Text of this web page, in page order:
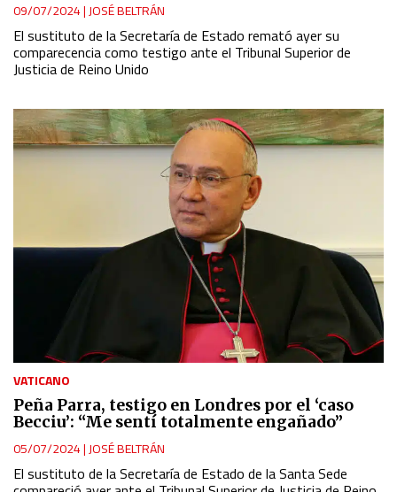
09/07/2024| JOSÉ BELTRÁN
El sustituto de la Secretaría de Estado remató ayer su
comparecencia como testigo ante el Tribunal Superior de
Justicia de Reino Unido
VATICANO
Peña Parra, testigo en Londres por el ‘caso
Becciu’: “Me sentí totalmente engañado”
05/07/2024|JOSÉ BELTRÁN
El sustituto de la Secretaría de Estado de la Santa Sede